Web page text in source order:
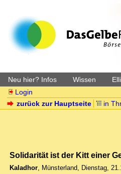
Neu hier? Infos Wissen
Login
zurück zur Hauptseite
in
Solidarität ist der Kitt einer
Kaladhor, Münsterland, Dienstag,